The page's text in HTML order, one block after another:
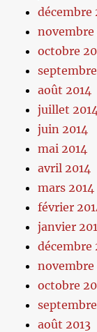
décembre
novembre
octobre
août 2014
juillet 2014
juin 2014
mai 2014
avril 2014
mars 2014
février
janvier
décembre
novembre
octobre
août 2013